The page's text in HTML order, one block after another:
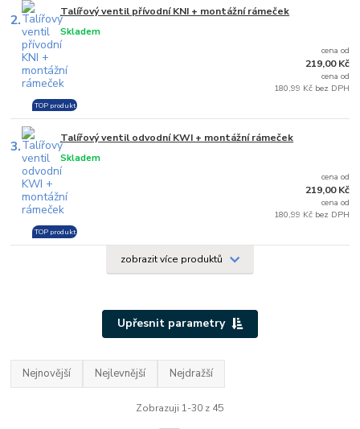
2. Talířový ventil přívodní KNI + montážní rámeček
Skladem
TOP produkt
cena od
219,00 Kč
cena od
180,99 Kč bez DPH
3. Talířový ventil odvodní KWI + montážní rámeček
Skladem
TOP produkt
cena od
219,00 Kč
cena od
180,99 Kč bez DPH
zobrazit více produktů
Upřesnit parametry
Nejnovější Nejlevnější Nejdražší
Zobrazuji 1-30 z 45